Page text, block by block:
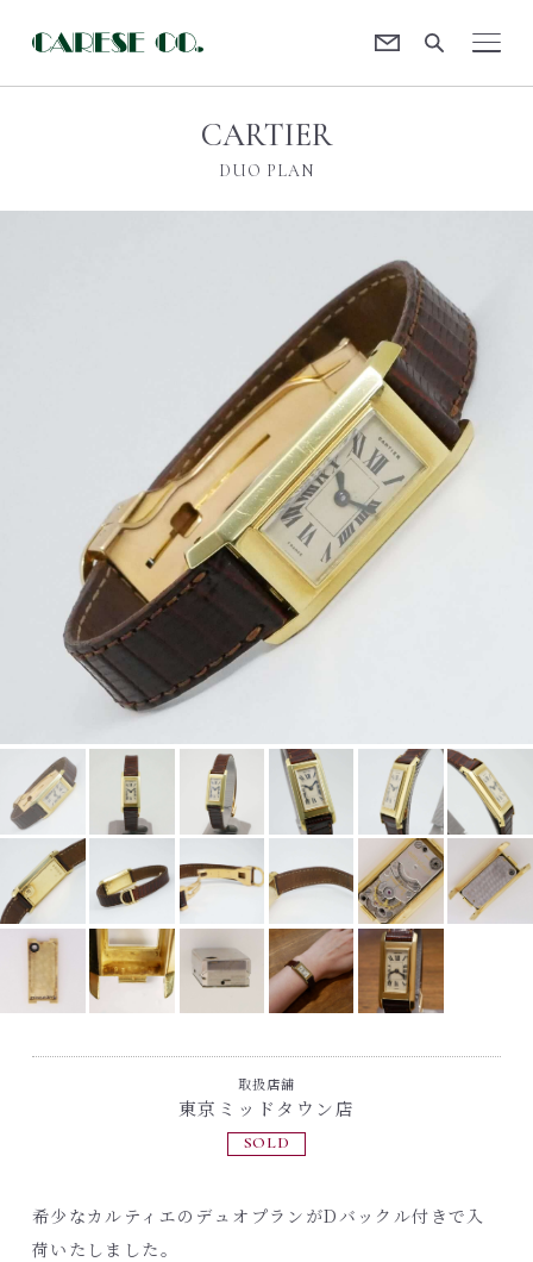
CARTIER
DUO PLAN
取扱店舗
東京ミッドタウン店
SOLD
希少なカルティエのデュオプランがDバックル付きで入
荷いたしました。